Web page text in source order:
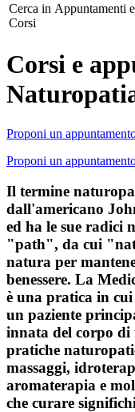
Cerca in Appuntamenti e
Corsi
Corsi e
Proponi un
Proponi un
Il termine
dall'americano
ed ha le sue radici
"path", da cui
natura per
benessere. La
è una pratica in
un paziente
innata del corpo di
pratiche
massaggi,
aromaterapia e
che curare